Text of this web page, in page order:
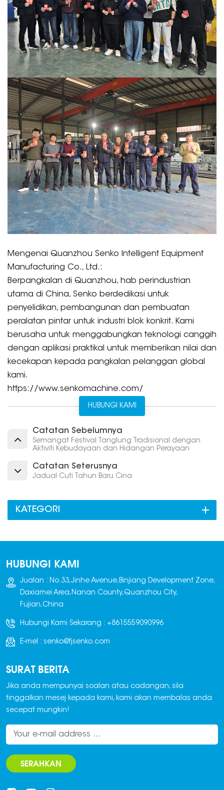
Mengenai Quanzhou Senko Intelligent Equipment
Manufacturing Co., Ltd.:
Berpangkalan di Quanzhou, hab perindustrian
utama di China, Senko berdedikasi untuk
penyelidikan, pembangunan dan pembuatan
peralatan pintar untuk industri blok konkrit. Kami
berusaha untuk menggabungkan teknologi canggih
dengan aplikasi praktikal untuk memberikan nilai dan
kecekapan kepada pangkalan pelanggan global
kami.
https://www.senkomachine.com/
HUBUNGI KAMI
Catatan Sebelumnya
Semangat Festival Tanglung Tradisional dengan
Aktiviti Kebudayaan dan Hidangan Perayaan
Catatan Seterusnya
Jadual Cuti Tahun Baru Cina
KATEGORI
HUBUNGI KAMI
Jualan : No.33,Jinhe Avenue,Binjiang Development Zone,
Daxiamei Area,Nanan County,Quanzhou City,
Fujian,China
Hubungi Kami Sekarang : +8615559090996
E-mel : senko@fjsenko.com
SURAT BERITA
Jika anda mempunyai soalan atau cadangan, sila
tinggalkan mesej kepada kami, kami akan membalas anda
secepat mungkin!
SERAHKAN